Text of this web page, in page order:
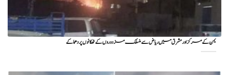
یمن کے مرکز اور مشرق میں ریاض سے منسلک مزدوروں کے ٹھکانوں پر دھماکے